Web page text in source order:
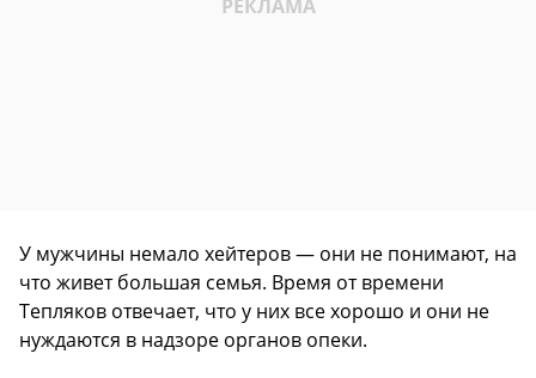
У мужчины немало хейтеров — они не понимают, на
что живет большая семья. Время от времени
Тепляков отвечает, что у них все хорошо и они не
нуждаются в надзоре органов опеки.